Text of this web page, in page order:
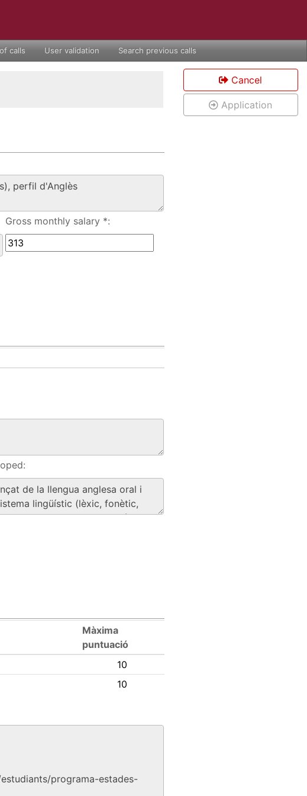
calls User validation Search previous calls
Gross monthly salary *:
Màxima
puntuació
10
10
Cancel
Application